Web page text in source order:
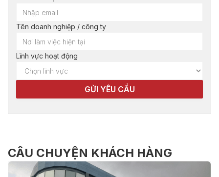
Tên doanh nghiệp / công ty
Lĩnh vực hoạt động
CÂU CHUYỆN KHÁCH HÀNG